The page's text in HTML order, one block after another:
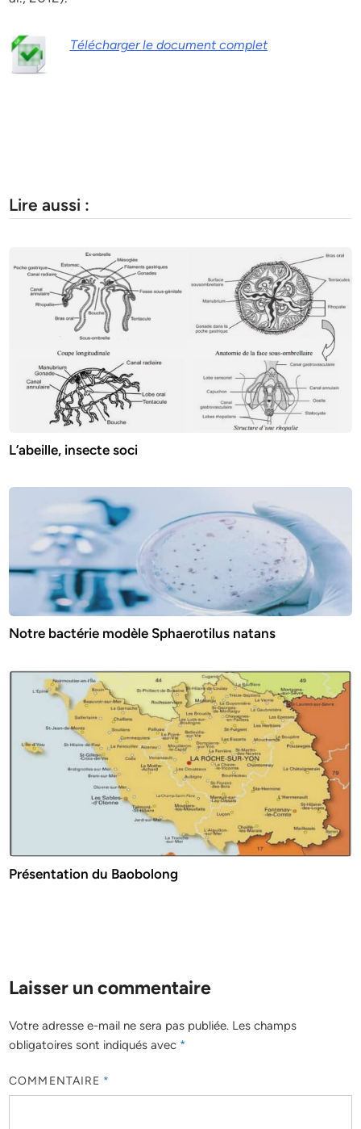
Télécharger le document complet
Lire aussi :
L’abeille, insecte soci
Notre bactérie modèle Sphaerotilus natans
Présentation du Baobolong
Laisser un commentaire
Votre adresse e-mail ne sera pas publiée. Les champs
obligatoires sont indiqués avec *
COMMENTAIRE *